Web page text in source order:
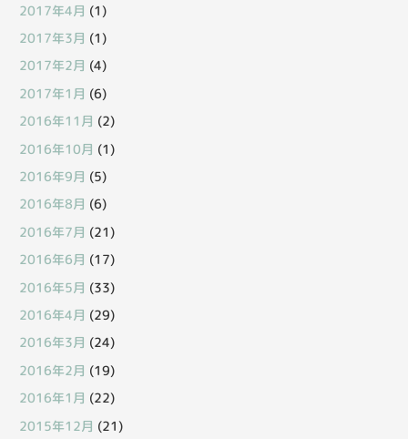
2017年4月 (1)
2017年3月 (1)
2017年2月 (4)
2017年1月 (6)
2016年11月 (2)
2016年10月 (1)
2016年9月 (5)
2016年8月 (6)
2016年7月 (21)
2016年6月 (17)
2016年5月 (33)
2016年4月 (29)
2016年3月 (24)
2016年2月 (19)
2016年1月 (22)
2015年12月 (21)